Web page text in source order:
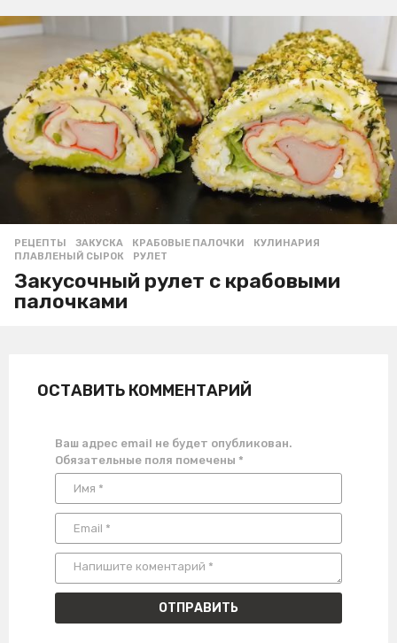
РЕЦЕПТЫ ЗАКУСКА ,КРАБОВЫЕ ПАЛОЧКИ ,КУЛИНАРИЯ
ПЛАВЛЕНЫЙ СЫРОК
,РУЛЕТ
Закусочный рулет с крабовыми
палочками
ОСТАВИТЬ КОММЕНТАРИЙ
Ваш адрес email не будет опубликован.
Обязательные поля помечены *